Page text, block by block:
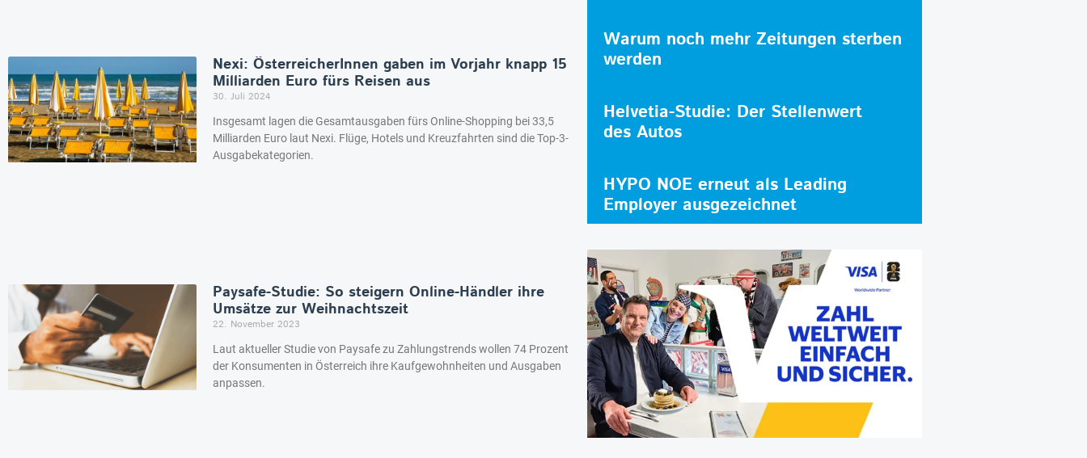
Nexi: ÖsterreicherInnen gaben im Vorjahr knapp 15
Milliarden Euro fürs Reisen aus
30. Juli 2024
Insgesamt lagen die Gesamtausgaben fürs Online-Shopping bei 33,5
Milliarden Euro laut Nexi. Flüge, Hotels und Kreuzfahrten sind die Top-3-
Ausgabekategorien.
Paysafe-Studie: So steigern Online-Händler ihre
Umsätze zur Weihnachtszeit
22. November 2023
Laut aktueller Studie von Paysafe zu Zahlungstrends wollen 74 Prozent
der Konsumenten in Österreich ihre Kaufgewohnheiten und Ausgaben
anpassen.
Warum noch mehr Zeitungen sterben
werden
Helvetia-Studie: Der Stellenwert
des Autos
HYPO NOE erneut als Leading
Employer ausgezeichnet